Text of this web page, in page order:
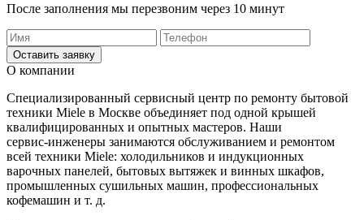
После заполнения мы перезвоним через 10 минут
Оставить заявку
О компании
Специализированный сервисный центр по ремонту бытовой
техники Miele в Москве объединяет под одной крышей
квалифицированных и опытных мастеров. Наши
сервис-инженеры занимаются обслуживанием и ремонтом
всей техники Miele: холодильников и индукционных
варочных панелей, бытовых вытяжек и винных шкафов,
промышленных сушильных машин, профессиональных
кофемашин и т. д.